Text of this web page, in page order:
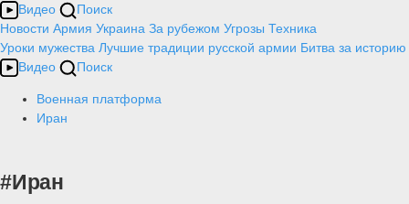
Видео
Поиск
Новости Армия Украина За рубежом Угрозы Техника
Уроки мужества Лучшие традиции русской армии Битва за историю
Видео
Поиск
Военная платформа
Иран
#Иран